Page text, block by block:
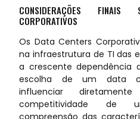
CONSIDERAÇÕES
CORPORATIVOS
Os Data Centers
na infraestrutura de TI das
a crescente dependência
escolha de um data
influenciar
competitividade de
compreensão das